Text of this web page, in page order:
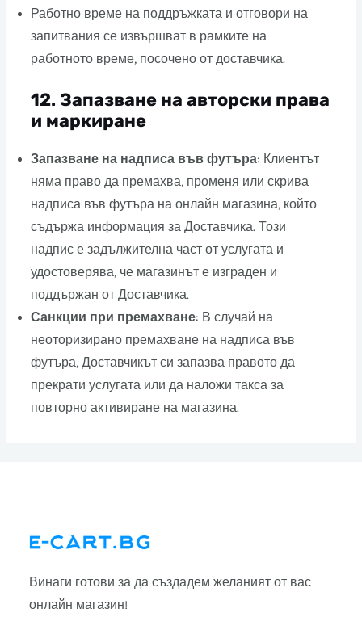
Работно време на поддръжката и отговори на
запитвания се извършват в рамките на
работното време, посочено от доставчика.
12. Запазване на авторски права
и маркиране
Запазване на надписа във футъра: Клиентът
няма право да премахва, променя или скрива
надписа във футъра на онлайн магазина, който
съдържа информация за Доставчика. Този
надпис е задължителна част от услугата и
удостоверява, че магазинът е изграден и
поддържан от Доставчика.
Санкции при премахване: В случай на
неоторизирано премахване на надписа във
футъра, Доставчикът си запазва правото да
прекрати услугата или да наложи такса за
повторно активиране на магазина.
Винаги готови за да създадем желаният от вас
онлайн магазин!